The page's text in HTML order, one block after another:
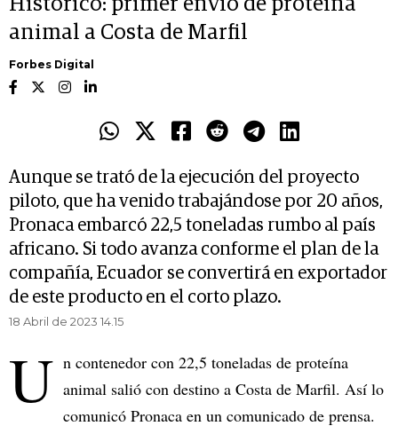
Histórico: primer envío de proteína
animal a Costa de Marfil
Forbes Digital
Aunque se trató de la ejecución del proyecto
piloto, que ha venido trabajándose por 20 años,
Pronaca embarcó 22,5 toneladas rumbo al país
africano. Si todo avanza conforme el plan de la
compañía, Ecuador se convertirá en exportador
de este producto en el corto plazo.
18 Abril de 2023 14.15
U n contenedor con 22,5 toneladas de proteína
animal salió con destino a Costa de Marfil. Así lo
comunicó Pronaca en un comunicado de prensa.